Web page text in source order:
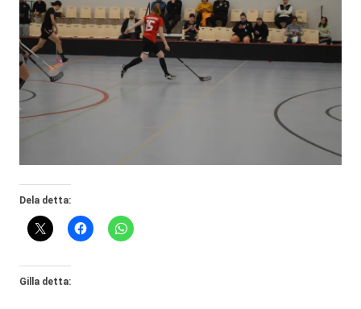
Dela detta:
Gilla detta: